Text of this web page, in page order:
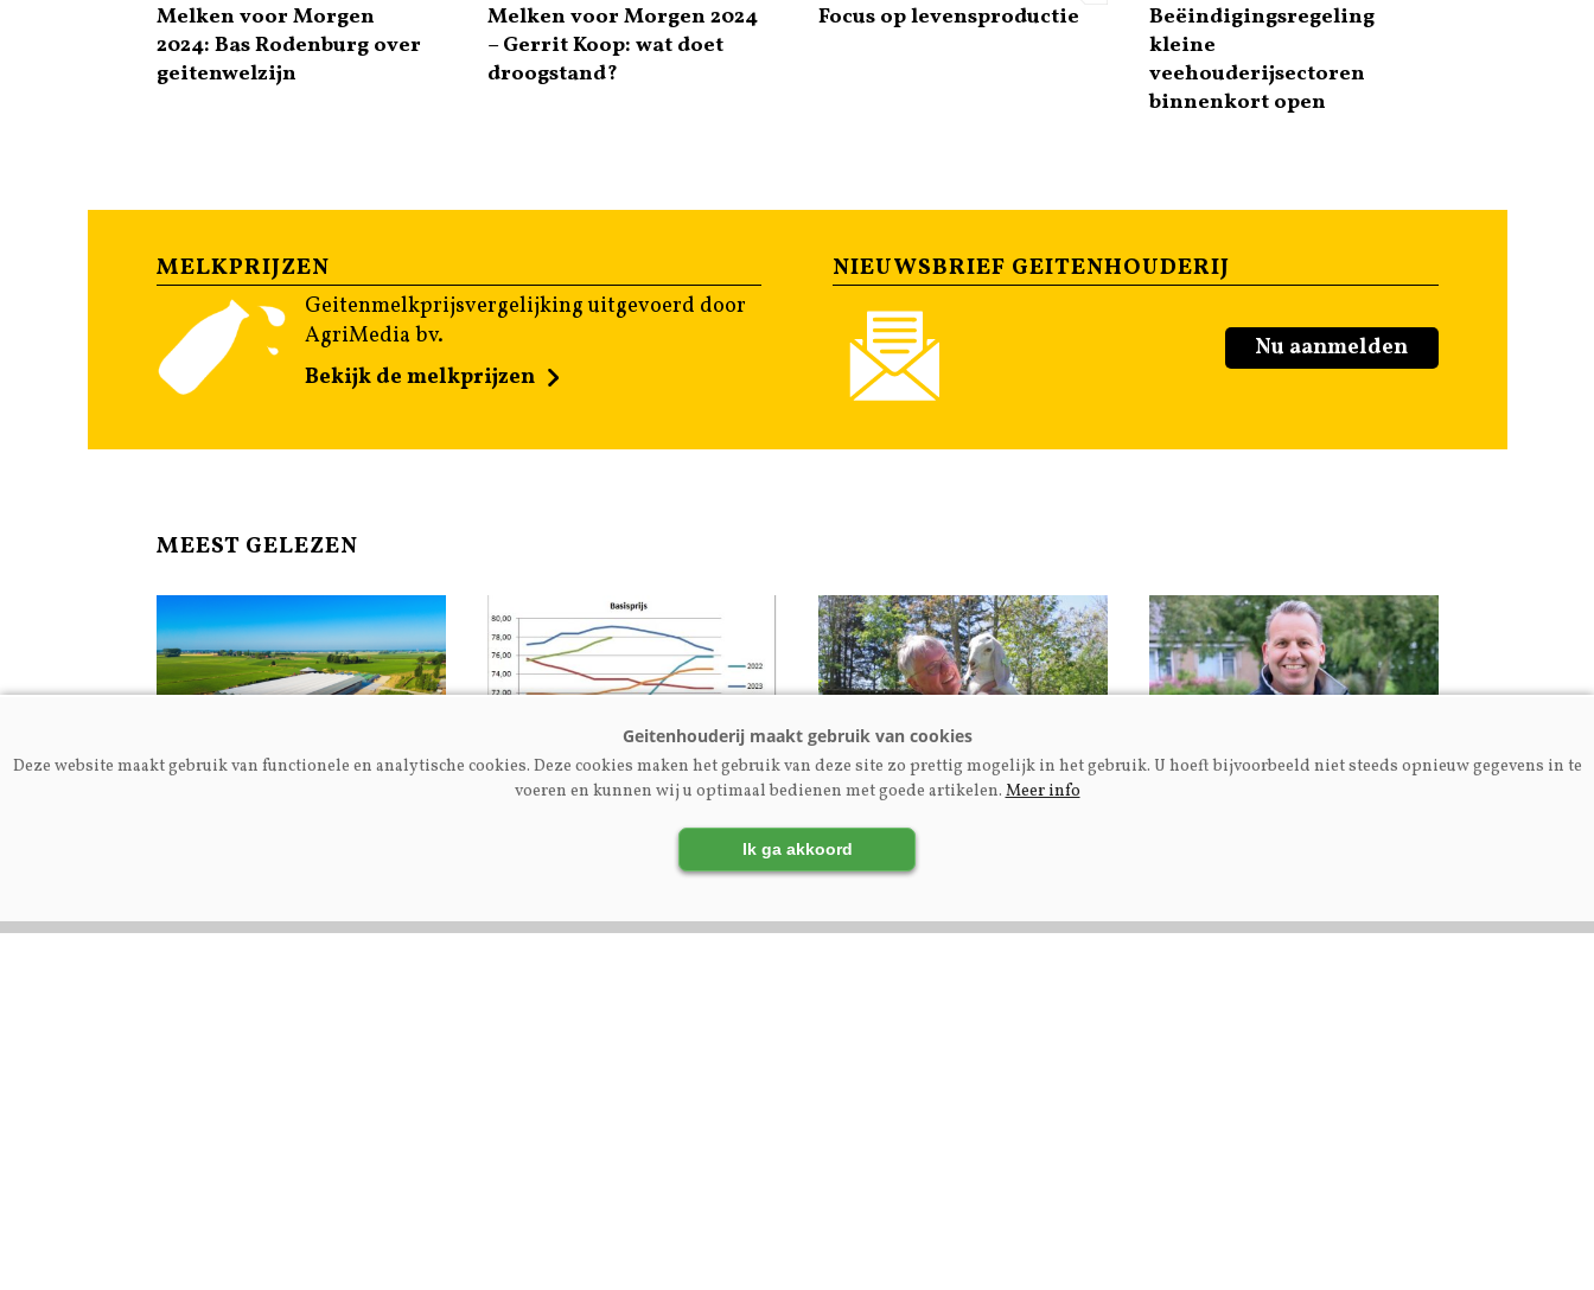
Melken voor Morgen
2024: Bas Rodenburg over
geitenwelzijn
Melken voor Morgen 2024
– Gerrit Koop: wat doet
droogstand?
Focus op levensproductie
Beëindigingsregeling
kleine
veehouderijsectoren
binnenkort open
MELKPRIJZEN
Geitenmelkprijsvergelijking uitgevoerd door
AgriMedia bv.
Bekijk de melkprijzen
NIEUWSBRIEF GEITENHOUDERIJ
Nu aanmelden
MEEST GELEZEN
voor publiek
Geitenmelkprijzen mei
Fokkerij | Premium
Ex-NOG-bestuurslid Engel
Kupers: ‘Maak
dienstverlenend aan
Deze website maakt gebruik van functionele en analytische cookies. Deze cookies maken het gebruik van deze site zo prettig mogelijk in het gebruik. U hoeft bijvoorbeeld niet steeds opnieuw gegevens in te
voeren en kunnen wij u optimaal bedienen met goede artikelen.Meer info
Ik ga akkoord